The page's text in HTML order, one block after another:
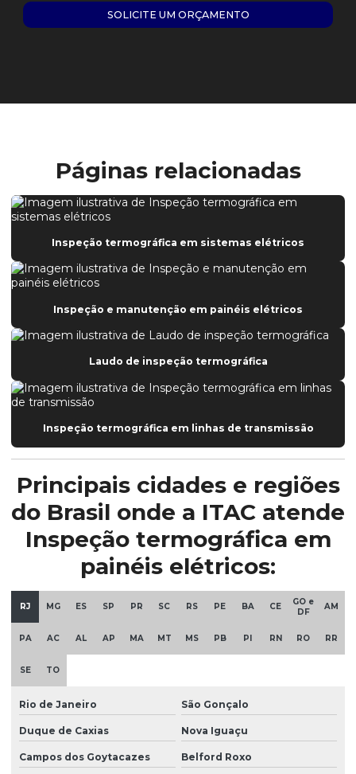
SOLICITE UM ORÇAMENTO
Páginas relacionadas
Inspeção termográfica em sistemas elétricos
Inspeção e manutenção em painéis elétricos
Laudo de inspeção termográfica
Inspeção termográfica em linhas de transmissão
Principais cidades e regiões
do Brasil onde a ITAC atende
Inspeção termográfica em
painéis elétricos:
RJ MG ES SP PR SC RS PE BA CE
GO e
DF
AM
PA AC AL AP MA MT MS PB PI RN RO RR
SE TO
Rio de Janeiro São Gonçalo
Duque de Caxias Nova Iguaçu
Campos dos Goytacazes Belford Roxo